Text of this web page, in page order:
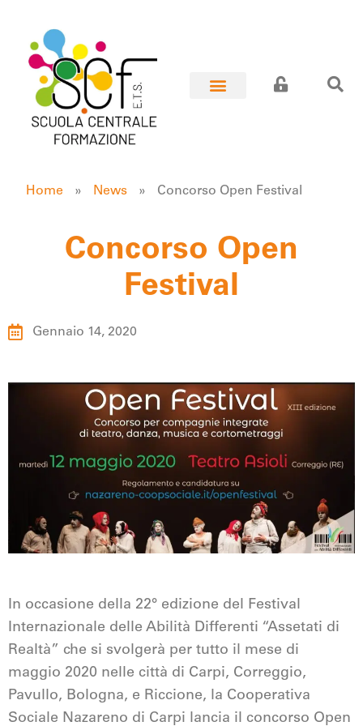
Home » News » Concorso Open Festival
Concorso Open
Festival
Gennaio 14, 2020
In occasione della 22° edizione del Festival
Internazionale delle Abilità Differenti “Assetati di
Realtà” che si svolgerà per tutto il mese di
maggio 2020 nelle città di Carpi, Correggio,
Pavullo, Bologna, e Riccione, la Cooperativa
Sociale Nazareno di Carpi lancia il concorso Open